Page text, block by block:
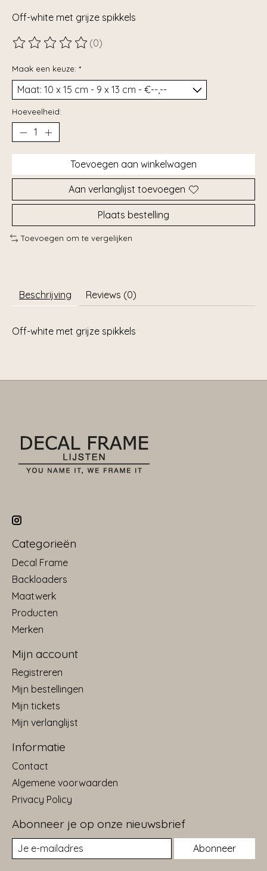
Off-white met grijze spikkels
De beoordeling van dit product is
(0)
Maak een keuze: *
Hoeveelheid:
Toevoegen aan winkelwagen
Aan verlanglijst toevoegen
Plaats bestelling
Toevoegen om te vergelijken
Beschrijving Reviews (0)
Off-white met grijze spikkels
Categorieën
Decal Frame
Backloaders
Maatwerk
Producten
Merken
Mijn account
Registreren
Mijn bestellingen
Mijn tickets
Mijn verlanglijst
Informatie
Contact
Algemene voorwaarden
Privacy Policy
Abonneer je op onze nieuwsbrief
Abonneer